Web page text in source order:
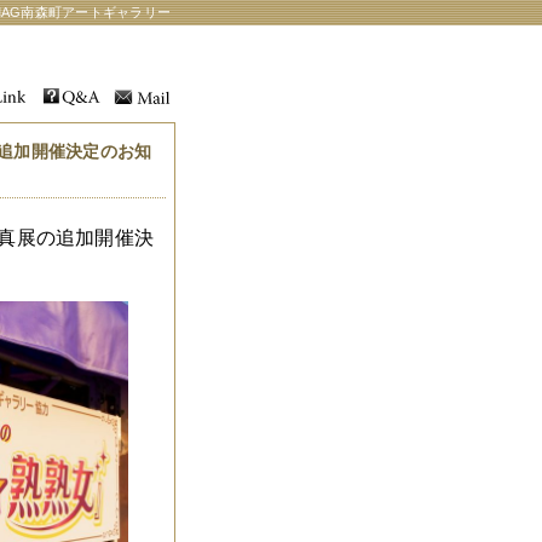
南森町アートギャラリー
加開催決定のお知
展の追加開催決